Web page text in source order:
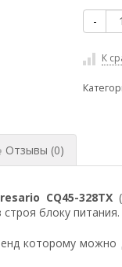
-
К
Отзывы (0)
CQ45-328TX
блоку питания.
которому можно